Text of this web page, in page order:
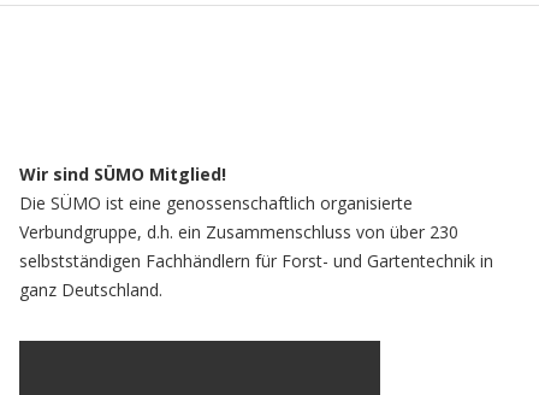
Wir sind SÜMO Mitglied!
Die SÜMO ist eine genossenschaftlich organisierte
Verbundgruppe, d.h. ein Zusammenschluss von über 230
selbstständigen Fachhändlern für Forst- und Gartentechnik in
ganz Deutschland.